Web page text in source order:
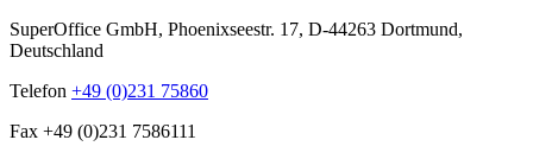
SuperOffice GmbH, Phoenixseestr. 17, D-44263 Dortmund,
Deutschland
Telefon +49 (0)231 75860
Fax +49 (0)231 7586111